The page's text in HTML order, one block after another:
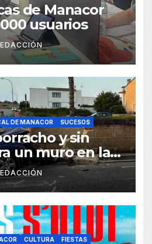
de Manacor
usuarios
DE MANACOR SUCESOS
y sin
un muro en la
de Manacor y
CULTURA
FIESTAS